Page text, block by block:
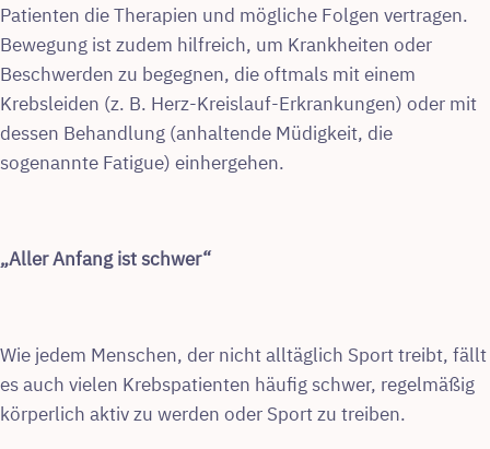
Patienten die Therapien und mögliche Folgen vertragen.
Bewegung ist zudem hilfreich, um Krankheiten oder
Beschwerden zu begegnen, die oftmals mit einem
Krebsleiden (z. B. Herz-Kreislauf-Erkrankungen) oder mit
dessen Behandlung (anhaltende Müdigkeit, die
sogenannte Fatigue) einhergehen.
„Aller Anfang ist schwer“
Wie jedem Menschen, der nicht alltäglich Sport treibt, fällt
es auch vielen Krebspatienten häufig schwer, regelmäßig
körperlich aktiv zu werden oder Sport zu treiben.